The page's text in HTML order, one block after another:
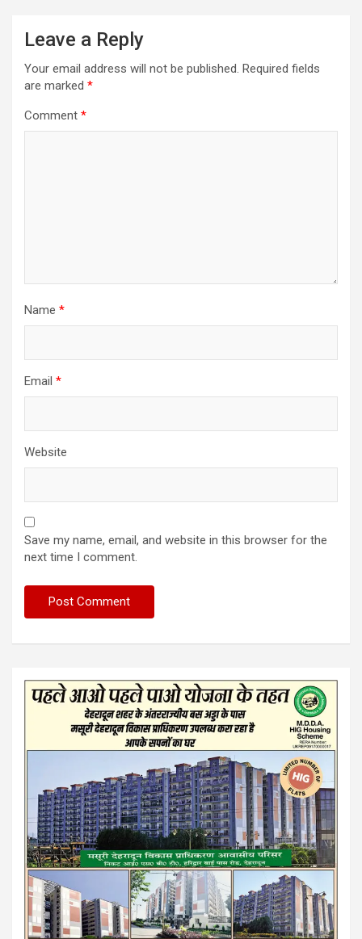
Leave a Reply
Your email address will not be published. Required fields
are marked *
Comment *
Name *
Email *
Website
Save my name, email, and website in this browser for the
next time I comment.